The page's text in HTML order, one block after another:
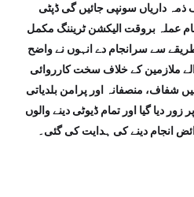
ذمہ داریاں سونپی جائیں گی ڈپٹی
عملہ بروقت الیکشن ٹریننگ مکمل
سے سرانجام دے انہوں نے واضح
ملازمین کے خلاف سخت کارروائی
شفاف، منصفانہ اور پرامن بلدیاتی
زور دیا گیا اور تمام ڈیوٹی دینے والوں
انجام دینے کی ہدایت کی گئی۔